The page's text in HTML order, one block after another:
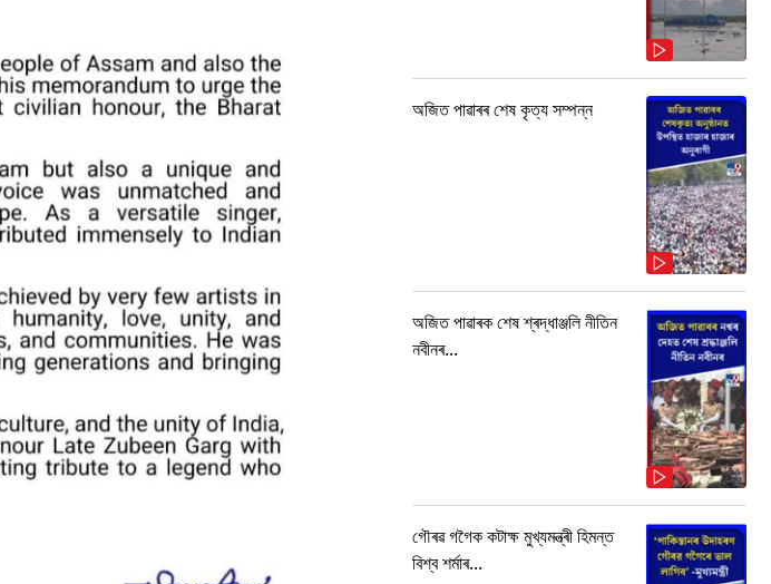
অজিত পাৱাৰৰ শেষ কৃত্য সম্পন্ন
অজিত পাৱাৰক শেষ শ্ৰদ্ধাঞ্জলি নীতিন
নবীনৰ...
গৌৰৱ গগৈক কটাক্ষ মুখ্যমন্ত্ৰী হিমন্ত
বিশ্ব শৰ্মাৰ...